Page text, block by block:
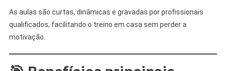
As aulas são curtas, dinâmicas e gravadas por profissionais
qualificados, facilitando o treino em casa sem perder a
motivação.